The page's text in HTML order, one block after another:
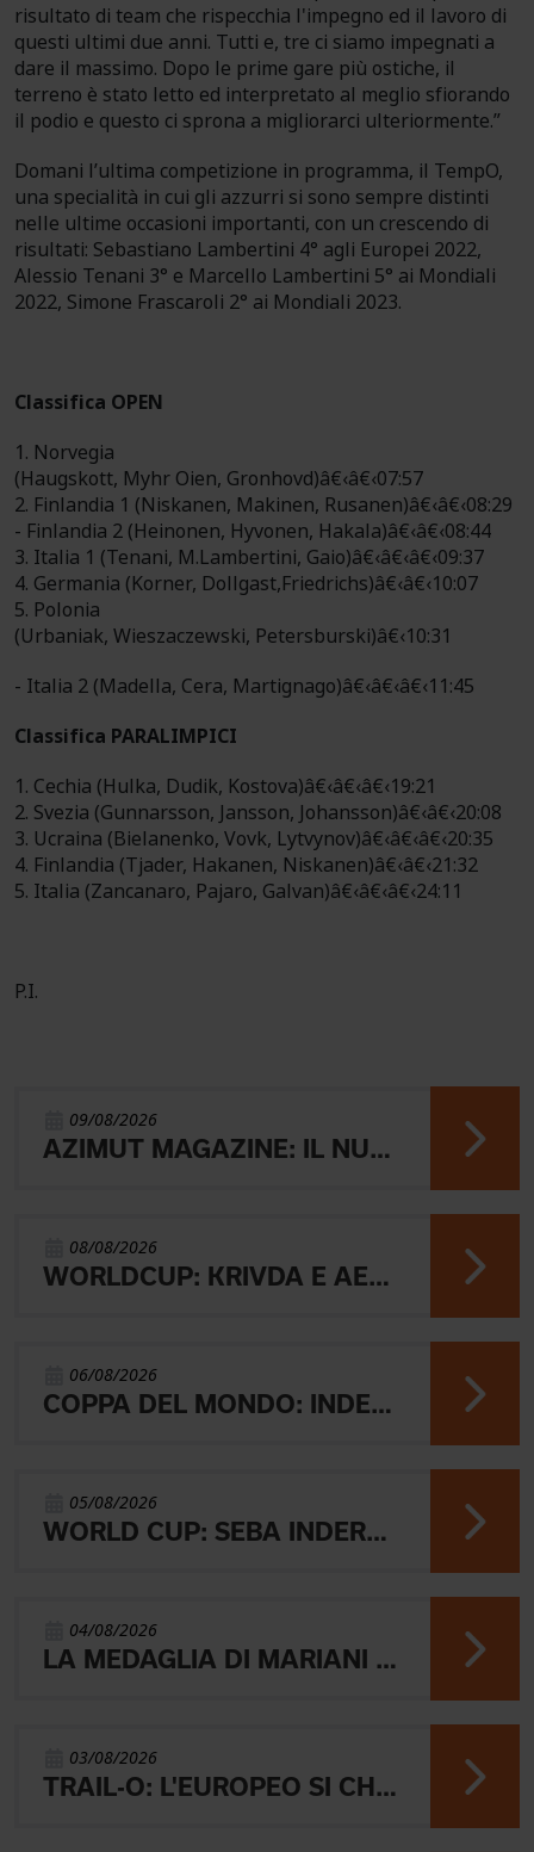
09/08/2026
AZIMUT MAGAZINE: IL NUOVO NUMERO
08/08/2026
WORLDCUP: KRIVDA E AEBERSOLD VINCONO LA MIDDLE
06/08/2026
COPPA DEL MONDO: INDERST 45° VINCONO AEBERSOLD E SVENSK
05/08/2026
WORLD CUP: SEBA INDERST ACCEDE ALLA FINALE A
04/08/2026
LA MEDAGLIA DI MARIANI E QUEL RICORDO CHE NON SVANISCE.
03/08/2026
TRAIL-O: L'EUROPEO SI CHIUDE CON L'ARGENTO JUNIOR, IL 4° PARALIMPICO E 5° OPEN
risultato di team che rispecchia l'impegno ed il lavoro di
questi ultimi due anni. Tutti e, tre ci siamo impegnati a
dare il massimo. Dopo le prime gare più ostiche, il
terreno è stato letto ed interpretato al meglio sfiorando
il podio e questo ci sprona a migliorarci ulteriormente.”
Domani l’ultima competizione in programma, il TempO,
una specialità in cui gli azzurri si sono sempre distinti
nelle ultime occasioni importanti, con un crescendo di
risultati: Sebastiano Lambertini 4° agli Europei 2022,
Alessio Tenani 3° e Marcello Lambertini 5° ai Mondiali
2022, Simone Frascaroli 2° ai Mondiali 2023.
Classifica OPEN
1. Norvegia
(Haugskott, Myhr Oien, Gronhovd)â€‹â€‹07:57
2. Finlandia 1 (Niskanen, Makinen, Rusanen)â€‹â€‹08:29
- Finlandia 2 (Heinonen, Hyvonen, Hakala)â€‹â€‹08:44
3. Italia 1 (Tenani, M.Lambertini, Gaio)â€‹â€‹â€‹09:37
4. Germania (Korner, Dollgast,Friedrichs)â€‹â€‹10:07
5. Polonia
(Urbaniak, Wieszaczewski, Petersburski)â€‹10:31
- Italia 2 (Madella, Cera, Martignago)â€‹â€‹â€‹11:45
Classifica PARALIMPICI
1. Cechia (Hulka, Dudik, Kostova)â€‹â€‹â€‹19:21
2. Svezia (Gunnarsson, Jansson, Johansson)â€‹â€‹20:08
3. Ucraina (Bielanenko, Vovk, Lytvynov)â€‹â€‹â€‹20:35
4. Finlandia (Tjader, Hakanen, Niskanen)â€‹â€‹21:32
5. Italia (Zancanaro, Pajaro, Galvan)â€‹â€‹â€‹24:11
P.I.